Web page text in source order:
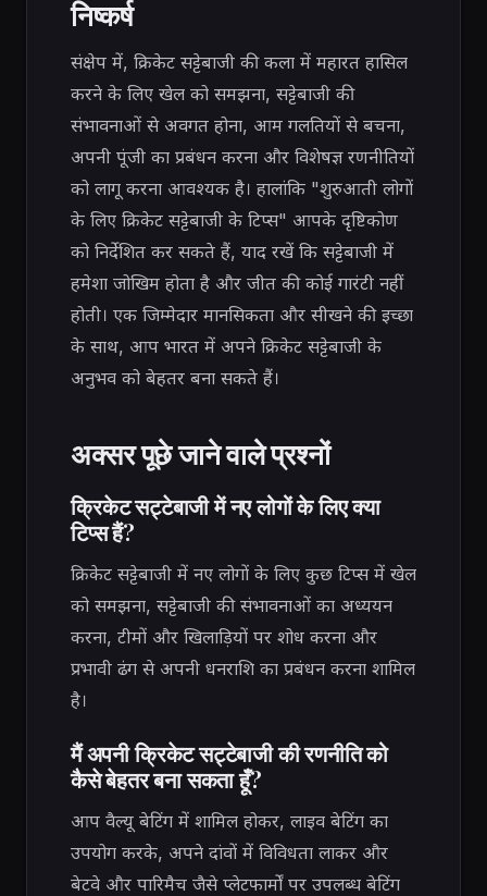
निष्कर्ष
संक्षेप में, क्रिकेट सट्टेबाजी की कला में महारत हासिल
करने के लिए खेल को समझना, सट्टेबाजी की
संभावनाओं से अवगत होना, आम गलतियों से बचना,
अपनी पूंजी का प्रबंधन करना और विशेषज्ञ रणनीतियों
को लागू करना आवश्यक है। हालांकि "शुरुआती लोगों
के लिए क्रिकेट सट्टेबाजी के टिप्स" आपके दृष्टिकोण
को निर्देशित कर सकते हैं, याद रखें कि सट्टेबाजी में
हमेशा जोखिम होता है और जीत की कोई गारंटी नहीं
होती। एक जिम्मेदार मानसिकता और सीखने की इच्छा
के साथ, आप भारत में अपने क्रिकेट सट्टेबाजी के
अनुभव को बेहतर बना सकते हैं।
अक्सर पूछे जाने वाले प्रश्नों
क्रिकेट सट्टेबाजी में नए लोगों के लिए क्या
टिप्स हैं?
क्रिकेट सट्टेबाजी में नए लोगों के लिए कुछ टिप्स में खेल
को समझना, सट्टेबाजी की संभावनाओं का अध्ययन
करना, टीमों और खिलाड़ियों पर शोध करना और
प्रभावी ढंग से अपनी धनराशि का प्रबंधन करना शामिल
है।
मैं अपनी क्रिकेट सट्टेबाजी की रणनीति को
कैसे बेहतर बना सकता हूँ?
आप वैल्यू बेटिंग में शामिल होकर, लाइव बेटिंग का
उपयोग करके, अपने दांवों में विविधता लाकर और
बेटवे और पारिमैच जैसे प्लेटफार्मों पर उपलब्ध बेटिंग